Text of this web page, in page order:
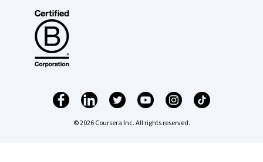
© 2026 Coursera Inc. All rights reserved.